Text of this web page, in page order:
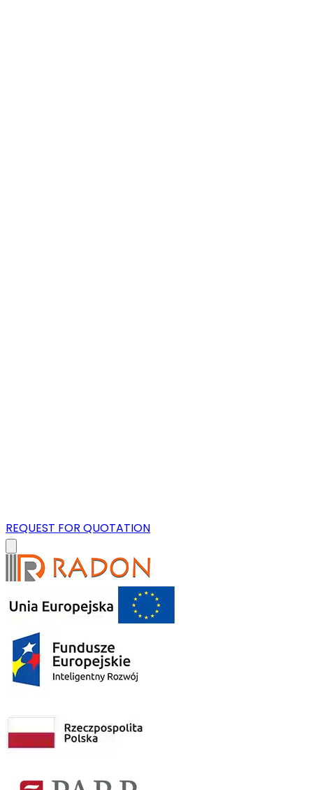
REQUEST FOR QUOTATION